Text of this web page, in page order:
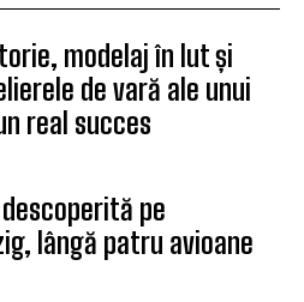
modelaj în lut și
de vară ale unui
real succes
pe
lângă patru avioane